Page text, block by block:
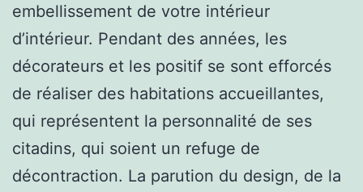
embellissement de votre intérieur
d’intérieur. Pendant des années, les
décorateurs et les positif se sont efforcés
de réaliser des habitations accueillantes,
qui représentent la personnalité de ses
citadins, qui soient un refuge de
décontraction. La parution du design, de la